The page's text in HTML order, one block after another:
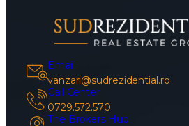
Email
vanzari@sudrezidential.ro
Call Center
0729.572.570
The Brokers Hub